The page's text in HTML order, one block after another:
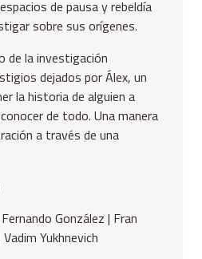
de pausa y rebeldía
sobre sus orígenes.
de la investigación
dejados por Álex, un
la historia de alguien a
de todo. Una manera
a través de una
González | Fran
Yukhnevich